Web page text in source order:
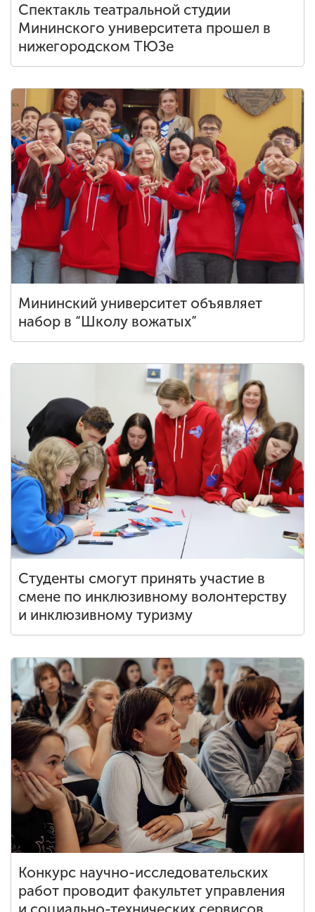
Спектакль театральной студии
Мининского университета прошел в
нижегородском ТЮЗе
Мининский университет объявляет
набор в “Школу вожатых”
Студенты смогут принять участие в
смене по инклюзивному волонтерству
и инклюзивному туризму
Конкурс научно-исследовательских
работ проводит факультет управления